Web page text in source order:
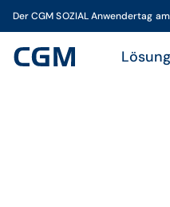
Der CGM SOZIAL Anwendertag